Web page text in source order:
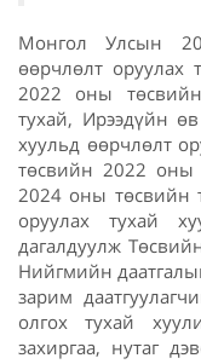
Монгол Улсын
өөрчлөлт оруулах
2022 оны
тухай, Ирээдүйн
хуульд өөрчлөлт
төсвийн 2022 оны
2024 оны төсвийн
оруулах тухай
дагалдуулж
Нийгмийн
зарим
олгох тухай
захиргаа, нутаг